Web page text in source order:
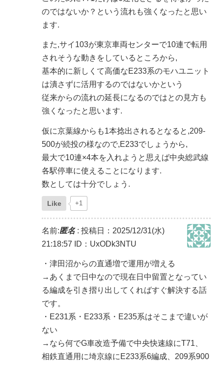
のではないか？という流れも強くなったと思い
ます.
また,サイ103が東京車両センターで10連で転用
されそうな動きをしているところから,
基本的に新しくて高価なE233系のモハユニット
は潰さずに活用するのではないかという
従来からの流れの延長になるのではとの見方も
強くなったと思います.
仮に京葉線からも1本捻出されるとなると,209-
500が続投の様なので,E233でしょうから,
最大で10連×4本を入れようと思えば中央総武線
各駅停車に使えることになります.
数としては十分でしょう.
Like +1
名前:匿名: 投稿日：2025/12/31(水)
21:18:57
ID：UxODk3NTU
・津田沼からの直通増で運用が増える
→あくまで日中なので現在日中留置となってい
る編成を引き摺り出してくればすぐ解決する話
です。
・E231系・E233系・E235系はそこまで違いが
ない
→なら何でG車改造予備で中央快速線にT71、
相鉄直通用に埼京線にE233系6編成、209系900